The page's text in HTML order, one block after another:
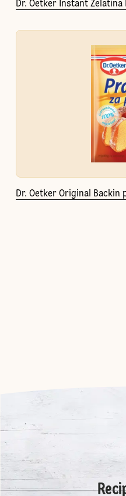
Dr. Oetker Instant Želatina
Dr. Oetker Original Backin